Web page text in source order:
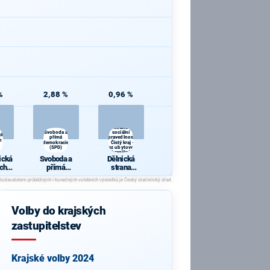
a
a
2,88 %
Svoboda a
přímá
demokracie
(SPD)
Svoboda a
přímá
demokracie
(SPD)
0,96 %
strana
sociální
spravedlnosti
- Čistý kraj -
Bez ubytoven
zahraničních
dělníků!
Dělnická
strana
sociální
spravedlnosti
- Čistý kraj -
zahraničních
Volby do krajských
zastupitelstev
Krajské volby 2024